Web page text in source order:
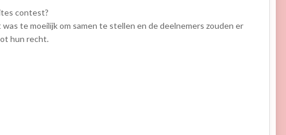
contest?
te moeilijk om samen te stellen en de deelnemers zouden er
hun recht.